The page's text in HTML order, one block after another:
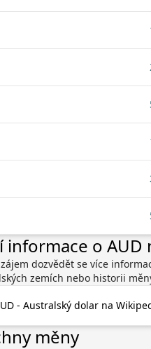
informace o AUD
dozvědět se více
zemích nebo historii
- Australský dolar na
měny